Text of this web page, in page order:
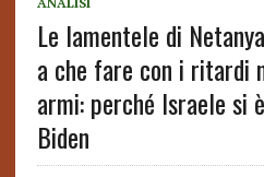
Le lamentele di
a che fare con i ritardi
armi: perché Israele si
Biden